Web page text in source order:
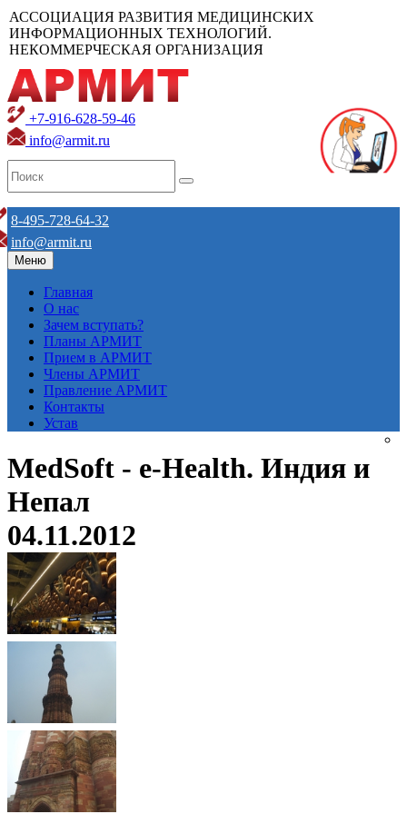
АССОЦИАЦИЯ РАЗВИТИЯ МЕДИЦИНСКИХ
ИНФОРМАЦИОННЫХ ТЕХНОЛОГИЙ.
НЕКОММЕРЧЕСКАЯ ОРГАНИЗАЦИЯ
+7-916-628-59-46
info@armit.ru
8-495-728-64-32
info@armit.ru
Меню
Главная
О нас
Зачем вступать?
Планы АРМИТ
Прием в АРМИТ
Члены АРМИТ
Правление АРМИТ
Контакты
Устав
MedSoft - e-Health. Индия и
Непал
04.11.2012